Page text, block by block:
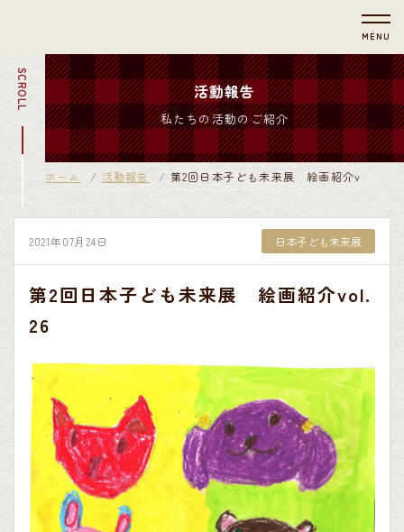
MENU
SCROLL 活動報告
私たちの活動のご紹介
ホーム 活動報告 第2回日本子ども未来展 絵画紹介vol.26
2021年07月24日 日本子ども未来展
第2回日本子ども未来展 絵画紹介vol.
26